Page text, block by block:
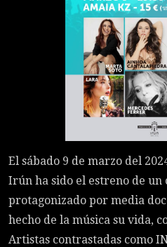
El sábado 9 de marzo del
Irún ha sido el estreno de un
protagonizado por media
hecho de la música su vida,
Artistas contrastadas como